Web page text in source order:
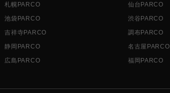
札幌PARCO 仙台PARCO
池袋PARCO
渋谷PARCO
吉祥寺PARCO
調布PARCO
静岡PARCO
名古屋PARCO
広島PARCO
福岡PARCO